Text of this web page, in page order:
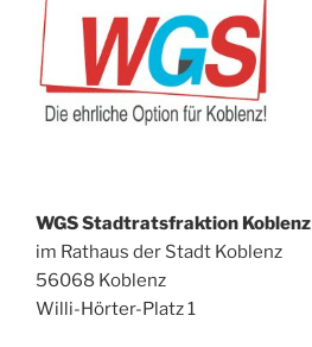
WGS Stadtratsfraktion Koblenz
im Rathaus der Stadt Koblenz
56068 Koblenz
Willi-Hörter-Platz 1